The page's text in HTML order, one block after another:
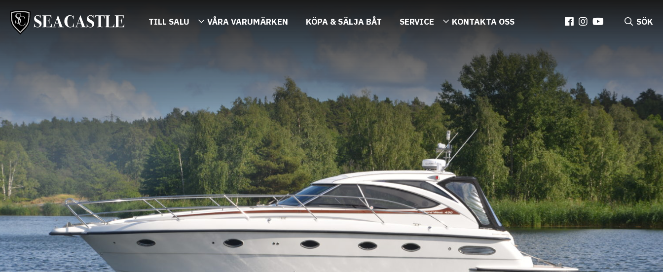
TILL SALU VÅRA VARUMÄRKEN KÖPA & SÄLJA BÅT SERVICE KONTAKTA OSS SÖK